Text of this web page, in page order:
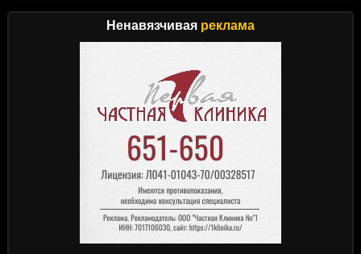
Ненавязчивая реклама